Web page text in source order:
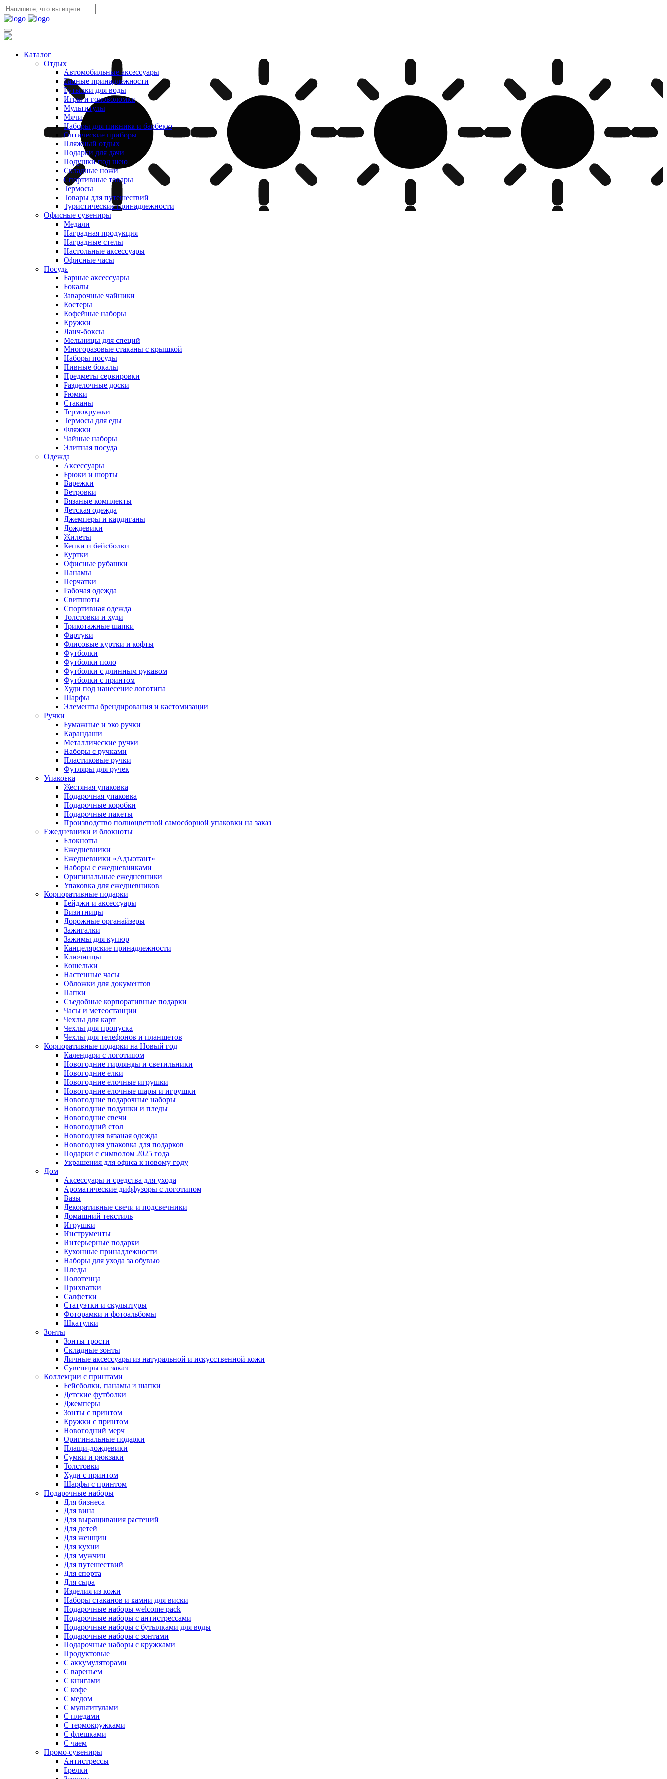
Каталог
Отдых
Автомобильные аксессуары
Банные принадлежности
Бутылки для воды
Игры и головоломки
Мультитулы
Мячи
Наборы для пикника и барбекю
Оптические приборы
Пляжный отдых
Подарки для дачи
Подушки под шею
Складные ножи
Спортивные товары
Термосы
Товары для путешествий
Туристические принадлежности
Офисные сувениры
Медали
Наградная продукция
Наградные стелы
Настольные аксессуары
Офисные часы
Посуда
Барные аксессуары
Бокалы
Заварочные чайники
Костеры
Кофейные наборы
Кружки
Ланч-боксы
Мельницы для специй
Многоразовые стаканы с крышкой
Наборы посуды
Пивные бокалы
Предметы сервировки
Разделочные доски
Рюмки
Стаканы
Термокружки
Термосы для еды
Фляжки
Чайные наборы
Элитная посуда
Одежда
Аксессуары
Брюки и шорты
Варежки
Ветровки
Вязаные комплекты
Детская одежда
Джемперы и кардиганы
Дождевики
Жилеты
Кепки и бейсболки
Куртки
Офисные рубашки
Панамы
Перчатки
Рабочая одежда
Свитшоты
Спортивная одежда
Толстовки и худи
Трикотажные шапки
Фартуки
Флисовые куртки и кофты
Футболки
Футболки поло
Футболки с длинным рукавом
Футболки с принтом
Худи под нанесение логотипа
Шарфы
Элементы брендирования и кастомизации
Ручки
Бумажные и эко ручки
Карандаши
Металлические ручки
Наборы с ручками
Пластиковые ручки
Футляры для ручек
Упаковка
Жестяная упаковка
Подарочная упаковка
Подарочные коробки
Подарочные пакеты
Производство полноцветной самосборной упаковки на заказ
Ежедневники и блокноты
Блокноты
Ежедневники
Ежедневники «Адъютант»
Наборы с ежедневниками
Оригинальные ежедневники
Упаковка для ежедневников
Корпоративные подарки
Бейджи и аксессуары
Визитницы
Дорожные органайзеры
Зажигалки
Зажимы для купюр
Канцелярские принадлежности
Ключницы
Кошельки
Настенные часы
Обложки для документов
Папки
Съедобные корпоративные подарки
Часы и метеостанции
Чехлы для карт
Чехлы для пропуска
Чехлы для телефонов и планшетов
Корпоративные подарки на Новый год
Календари с логотипом
Новогодние гирлянды и светильники
Новогодние елки
Новогодние елочные игрушки
Новогодние елочные шары и игрушки
Новогодние подарочные наборы
Новогодние подушки и пледы
Новогодние свечи
Новогодний стол
Новогодняя вязаная одежда
Новогодняя упаковка для подарков
Подарки с символом 2025 года
Украшения для офиса к новому году
Дом
Аксессуары и средства для ухода
Ароматические диффузоры с логотипом
Вазы
Декоративные свечи и подсвечники
Домашний текстиль
Игрушки
Инструменты
Интерьерные подарки
Кухонные принадлежности
Наборы для ухода за обувью
Пледы
Полотенца
Прихватки
Салфетки
Статуэтки и скульптуры
Фоторамки и фотоальбомы
Шкатулки
Зонты
Зонты трости
Складные зонты
Личные аксессуары из натуральной и искусственной кожи
Сувениры на заказ
Коллекции с принтами
Бейсболки, панамы и шапки
Детские футболки
Джемперы
Зонты с принтом
Кружки с принтом
Новогодний мерч
Оригинальные подарки
Плащи-дождевики
Сумки и рюкзаки
Толстовки
Худи с принтом
Шарфы с принтом
Подарочные наборы
Для бизнеса
Для вина
Для выращивания растений
Для детей
Для женщин
Для кухни
Для мужчин
Для путешествий
Для спорта
Для сыра
Изделия из кожи
Наборы стаканов и камни для виски
Подарочные наборы welcome pack
Подарочные наборы с антистрессами
Подарочные наборы с бутылками для воды
Подарочные наборы с зонтами
Подарочные наборы с кружками
Продуктовые
С аккумуляторами
С вареньем
С книгами
С кофе
С медом
С мультитулами
С пледами
С термокружками
С флешками
С чаем
Промо-сувениры
Антистрессы
Брелки